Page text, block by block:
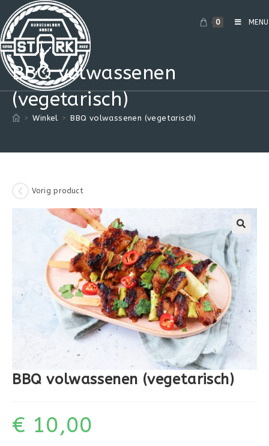
0 MENU
BBQ volwassenen
(vegetarisch)
> Winkel > BBQ volwassenen (vegetarisch)
Vorig product
🔍
BBQ volwassenen (vegetarisch)
€ 10,00